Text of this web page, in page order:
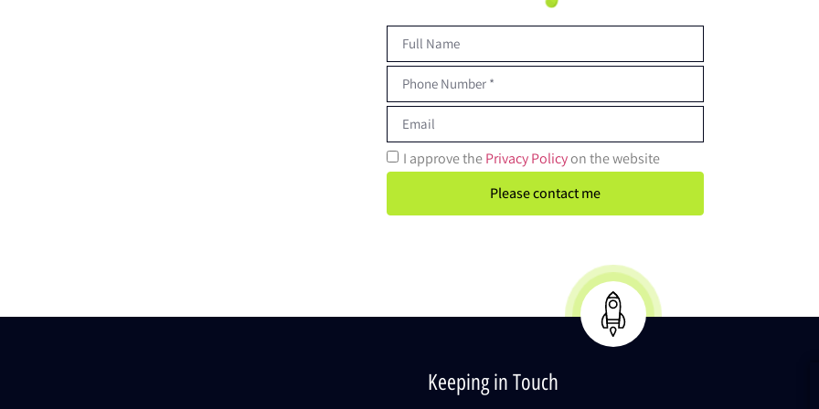
I approve thePrivacy Policyon the website
Please contact me
Keeping in Touch